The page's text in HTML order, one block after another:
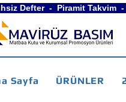
Defter  -  Piramit
Sayfa ÜRÜNLER